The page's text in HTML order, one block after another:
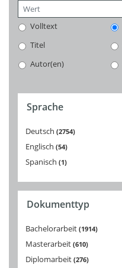
Volltext
Titel
Autor(en)
Sprache
Deutsch 2754
Englisch 54
Spanisch 1
Dokumenttyp
Bachelorarbeit 1914
Masterarbeit 610
Diplomarbeit 276